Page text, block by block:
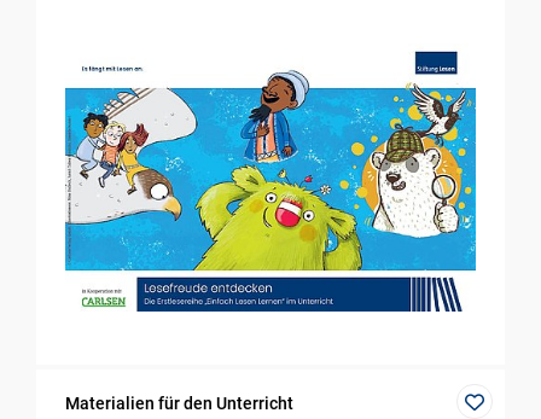
Materialien für den Unterricht